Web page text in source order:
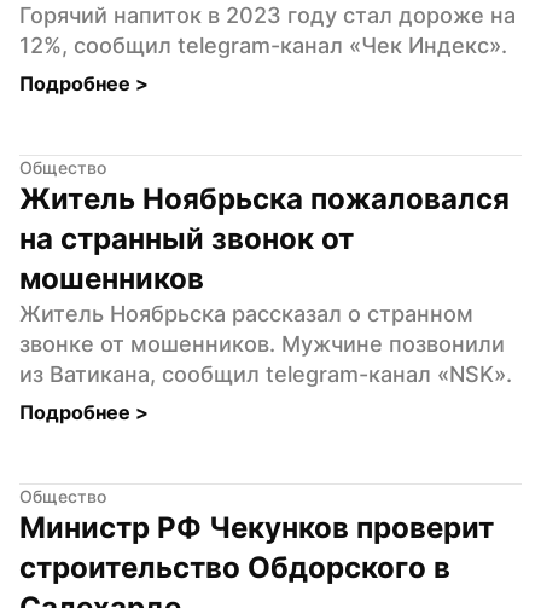
Горячий напиток в 2023 году стал дороже на
12%, сообщил telegram-канал «Чек Индекс».
Подробнее >
Общество
Житель Ноябрьска пожаловался
на странный звонок от
мошенников
Житель Ноябрьска рассказал о странном
звонке от мошенников. Мужчине позвонили
из Ватикана, сообщил telegram-канал «NSK».
Подробнее >
Общество
Министр РФ Чекунков проверит
строительство Обдорского в